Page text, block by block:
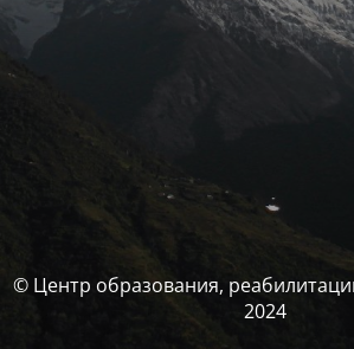
© Центр образования,
2024